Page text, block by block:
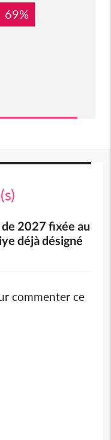
69%
2027 fixée au
déjà désigné
commenter ce